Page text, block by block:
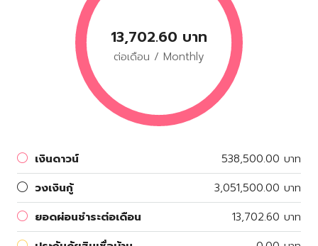
13,702.60 บาท
ต่อเดือน / Monthly
เงินดาวน์
538,500.00 บาท
วงเงินกู้
3,051,500.00 บาท
ยอดผ่อนชำระต่อเดือน
13,702.60 บาท